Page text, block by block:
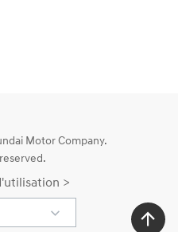
Motor Company.
>